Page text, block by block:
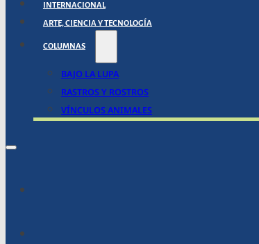
INTERNACIONAL
ARTE, CIENCIA Y TECNOLOGÍA
COLUMNAS
BAJO LA LUPA
RASTROS Y ROSTROS
VÍNCULOS ANIMALES